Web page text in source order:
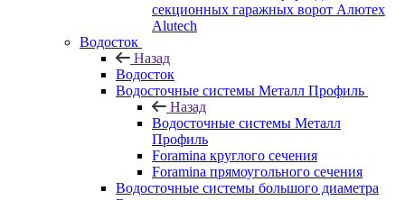
секционных гаражных ворот Алютех
Alutech
Водосток
Назад
Водосток
Водосточные системы Металл Профиль
Назад
Водосточные системы Металл
Профиль
Foramina круглого сечения
Foramina прямоугольного сечения
Водосточные системы большого диаметра